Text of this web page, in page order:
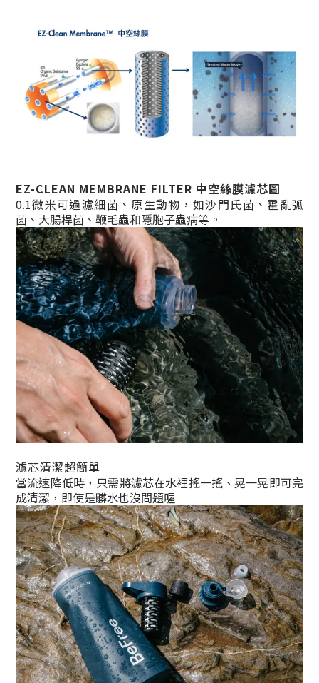
EZ-CLEAN MEMBRANE FILTER 中空絲膜濾芯圖
0.1微米可過濾細菌、原生動物，如沙門氏菌、霍亂弧
菌、大腸桿菌、鞭毛蟲和隱胞子蟲病等。
濾芯清潔超簡單
當流速降低時，只需將濾芯在水裡搖一搖、晃一晃即可完
成清潔，即使是髒水也沒問題喔